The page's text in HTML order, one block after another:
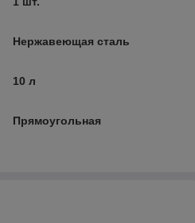
Нержавеющая сталь
10 л
Прямоугольная